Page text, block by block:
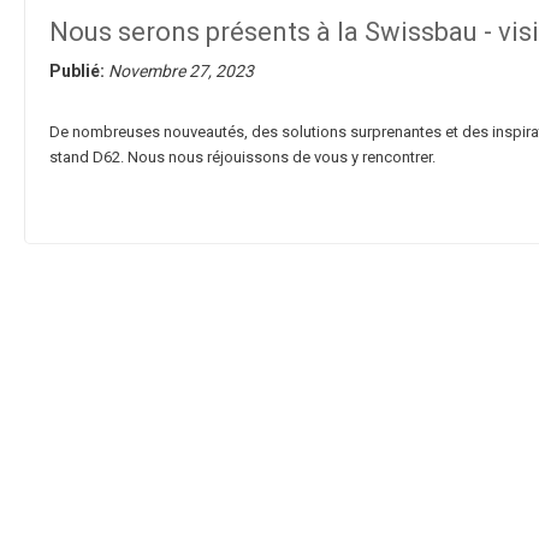
Nous serons présents à la Swissbau -
Publié: Novembre 27, 2023
De nombreuses nouveautés, des solutions surprenantes et des
stand D62. Nous nous réjouissons de vous y rencontrer.